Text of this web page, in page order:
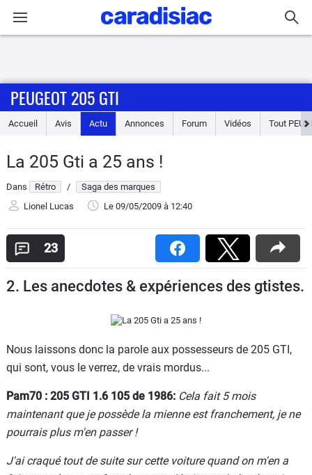
Accueil
Essais
Guide
Electriques
Utilitaires
Auto
Forum
PEUGEOT 205 GTI
Accueil Avis Actu Annonces Forum Vidéos Tout
La 205 Gti a 25 ans !
Dans Rétro /
Saga des marques
Lionel Lucas
Le 09/05/2009 à 12:40
23
2. Les anecdotes & expériences des gtistes.
Nous laissons donc la parole aux possesseurs de 205 GTI,
qui sont, vous le verrez, de vrais mordus...
Pam70 : 205 GTI 1.6 105 de 1986: Cela fait 5 mois
maintenant que je possède la mienne est franchement, je ne
pourrais plus m'en passer !
J'ai craqué tout de suite sur cette voiture quand on m'en a